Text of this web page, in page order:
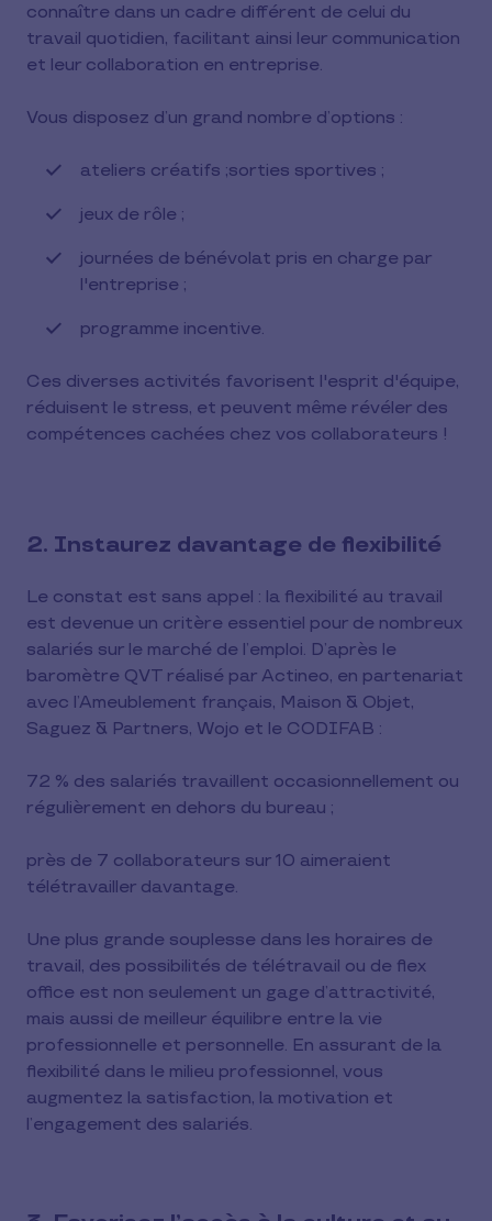
connaître dans un cadre différent de celui du
travail quotidien, facilitant ainsi leur communication
et leur collaboration en entreprise.
Vous disposez d’un grand nombre d’options :
ateliers créatifs ;sorties sportives ;
jeux de rôle ;
journées de bénévolat pris en charge par
l'entreprise ;
programme incentive.
Ces diverses activités favorisent l'esprit d'équipe,
réduisent le stress, et peuvent même révéler des
compétences cachées chez vos collaborateurs !
2. Instaurez davantage de flexibilité
Le constat est sans appel : la flexibilité au travail
est devenue un critère essentiel pour de nombreux
salariés sur le marché de l’emploi. D’après le
baromètre QVT réalisé par Actineo, en partenariat
avec l’Ameublement français, Maison & Objet,
Saguez & Partners, Wojo et le CODIFAB :
72 % des salariés travaillent occasionnellement ou
régulièrement en dehors du bureau ;
près de 7 collaborateurs sur 10 aimeraient
télétravailler davantage.
Une plus grande souplesse dans les horaires de
travail, des possibilités de télétravail ou de flex
office est non seulement un gage d’attractivité,
mais aussi de meilleur équilibre entre la vie
professionnelle et personnelle. En assurant de la
flexibilité dans le milieu professionnel, vous
augmentez la satisfaction, la motivation et
l’engagement des salariés.